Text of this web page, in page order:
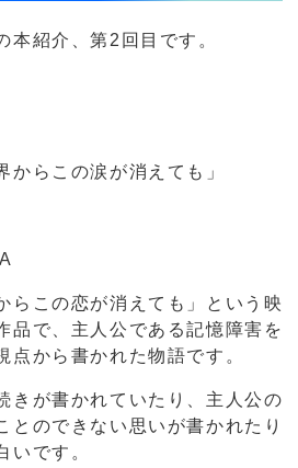
本紹介、第2回目です。
からこの涙が消えても」
らこの恋が消えても」という映
品で、主人公である記憶障害を
点から書かれた物語です。
きが書かれていたり、主人公の
とのできない思いが書かれたり
いです。